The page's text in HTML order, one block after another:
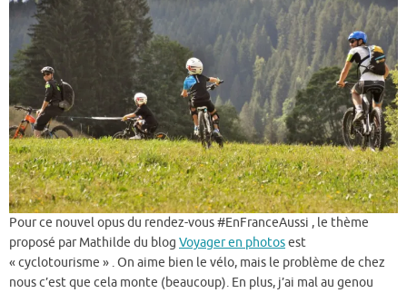
Pour ce nouvel opus du rendez-vous #EnFranceAussi , le thème
proposé par Mathilde du blog Voyager en photosest
« cyclotourisme » . On aime bien le vélo, mais le problème de chez
nous c’est que cela monte (beaucoup). En plus, j’ai mal au genou